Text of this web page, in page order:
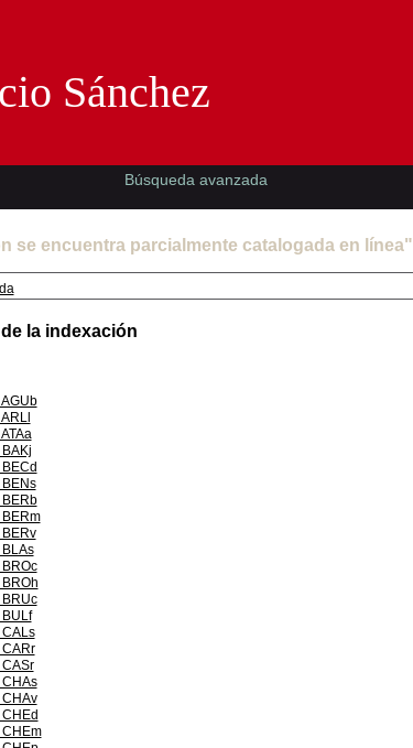
se encuentra parcialmente catalogada en línea"
la indexación
Sánchez
Búsqueda avanzada